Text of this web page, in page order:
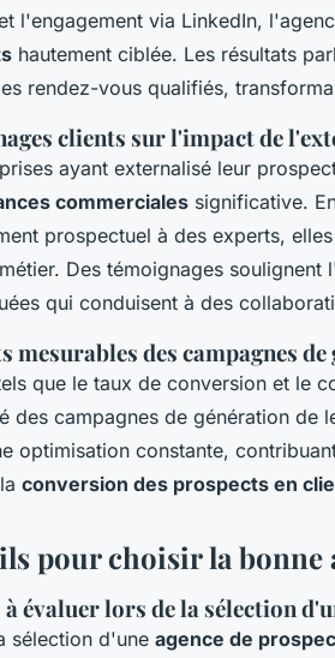
l'engagement via LinkedIn,
hautement ciblée. Les résultats
rendez-vous qualifiés,
clients sur l'impact de
ayant externalisé leur
commerciales significative.
prospectuel à des experts,
Des témoignages soulignent
qui conduisent à des
mesurables des campagnes
que le taux de conversion et le
des campagnes de génération de
optimisation constante,
conversion des prospects en
pour choisir la bonne
évaluer lors de la sélection
sélection d'une agence de